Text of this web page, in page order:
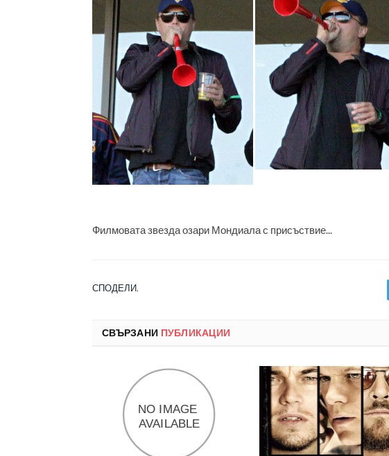
Филмовата звезда озари Мондиала с присъствие...
СПОДЕЛИ.
СВЪРЗАНИ ПУБЛИКАЦИИ